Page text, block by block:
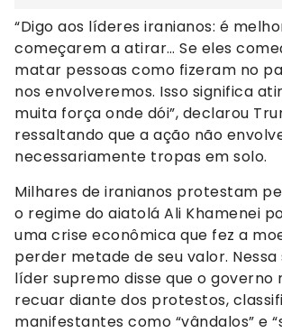
“Digo aos líderes iranianos: é
começarem a atirar… Se eles
matar pessoas como fizeram no
nos envolveremos. Isso significa
muita força onde dói”, declarou
ressaltando que a ação não
necessariamente tropas em solo.
Milhares de iranianos protestam
o regime do aiatolá Ali Khamenei
uma crise econômica que fez a
perder metade de seu valor.
líder supremo disse que o
recuar diante dos protestos,
manifestantes como “vândalos” e